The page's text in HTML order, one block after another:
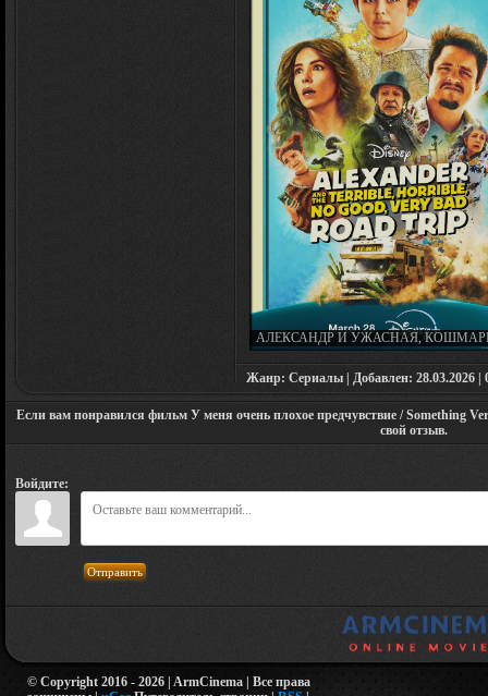
АЛЕКСАНДР И УЖАСНАЯ,
НЕХОРОШАЯ, ОЧЕНЬ ПЛОХАЯ
ALEXANDER AND (2025)
Жанр: Сериалы | Добавлен: 28.03.2026 |
Если вам понравился фильм У меня очень плохое предчувствие / Something
свой отзыв.
Войдите:
Отправить
© Copyright 2016 - 2026 | ArmCinema | Все права